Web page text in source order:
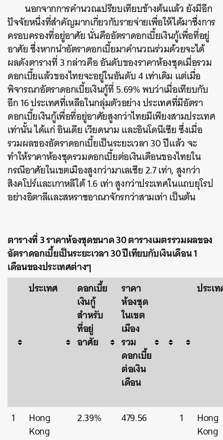
นอกจากการคำนวณเปรียบเทียบข้างต้นแล้ว ยังมีอีก
ปัจจัยหนึ่งที่สำคัญมากเกี่ยวกับรายจ่ายเพื่อให้ได้มาซึ่งการ
ครอบครองที่อยู่อาศัย นั่นคืออัตราดอกเบี้ยเงินกู้เพื่อที่อยู่
อาศัย ซึ่งหากนำอัตราดอกเบี้ยมาคำนวณร่วมด้วยจะได้
ผลดังตารางที่ 3 กล่าวคือ อันดับของราคาห้องชุดเมื่อรวม
ดอกเบี้ยแล้วของไทยจะอยู่ในอันดับ 4 เท่าเดิม แต่เมื่อ
พิจารณาอัตราดอกเบี้ยเงินกู้ที่ 5.69% พบว่าเมื่อเทียบกับ
อีก 16 ประเทศที่เหลือในกลุ่มตัวอย่าง ประเทศที่มีอัตรา
ดอกเบี้ยเงินกู้เพื่อที่อยู่อาศัยสูงกว่าไทยมีเพียงสามประเทศ
เท่านั้น ได้แก่ อินเดีย เวียดนาม และอินโดนีเซีย ซึ่งเมื่อ
รวมผลของอัตราดอกเบี้ยเป็นระยะเวลา 30 ปีแล้ว จะ
ทำให้ราคาห้องชุดรวมดอกเบี้ยต่อเงินเดือนของไทยใน
กรณีอาศัยในเขตเมืองสูงกว่ามาเลเซีย 2.7 เท่า, สูงกว่า
สิงคโปร์และเกาหลีใต้ 1.6 เท่า สูงกว่าประเทศในแถบยุโรป
อย่างอิตาลีและสหราชอาณาจักรกว่าสามเท่า เป็นต้น
ตารางที่ 3 ราคาห้องชุดขนาด 30 ตารางเมตรรวมผลของ
อัตราดอกเบี้ยเป็นระยะเวลา 30 ปีเทียบกับเงินเดือน 1
เดือนของประเทศต่างๆ
ประเทศ
ดอกเบี้ย
เงินกู้
สำหรับ
ที่อยู่
อาศัย
ราคา
ห้องชุด
ในเขต
เมือง
รวม
ดอกเบี้ย
ต่อเงิน
เดือน
ประเ
1
Hong
Kong
2.39% 479.56 1
Hong
Kong